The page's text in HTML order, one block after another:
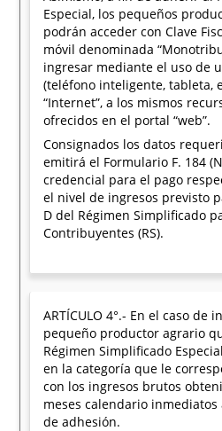
Especial, los pequeños
podrán acceder con Clave
móvil denominada
ingresar mediante el uso de
(teléfono inteligente, tableta,
“Internet”, a los mismos
ofrecidos en el portal “web”.
Consignados los datos
emitirá el Formulario F. 184
credencial para el pago
el nivel de ingresos previsto
D del Régimen Simplificado
Contribuyentes (RS).
ARTÍCULO 4°.- En el caso de
pequeño productor agrario
Régimen Simplificado
en la categoría que le
con los ingresos brutos
meses calendario
de adhesión.